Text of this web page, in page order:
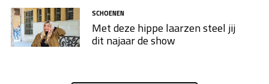
SCHOENEN
Met deze hippe laarzen steel jij
dit najaar de show